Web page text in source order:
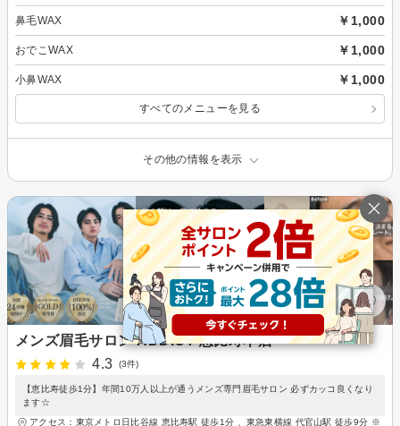
鼻毛WAX ￥1,000
おでこWAX ￥1,000
小鼻WAX ￥1,000
すべてのメニューを見る
その他の情報を表示
メンズ眉毛サロン ADDICT 恵比寿本店
4.3
(3件)
【恵比寿徒歩1分】年間10万人以上が通うメンズ専門眉毛サロン 必ずカッコ良くなり
ます☆
アクセス：東京メトロ日比谷線 恵比寿駅 徒歩1分 、東急東横線 代官山駅 徒歩9分 ※